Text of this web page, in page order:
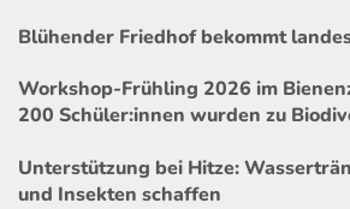
Blühender Friedhof bekommt
Workshop-Frühling 2026 im
200 Schüler:innen wurden zu
Unterstützung bei Hitze:
und Insekten schaffen